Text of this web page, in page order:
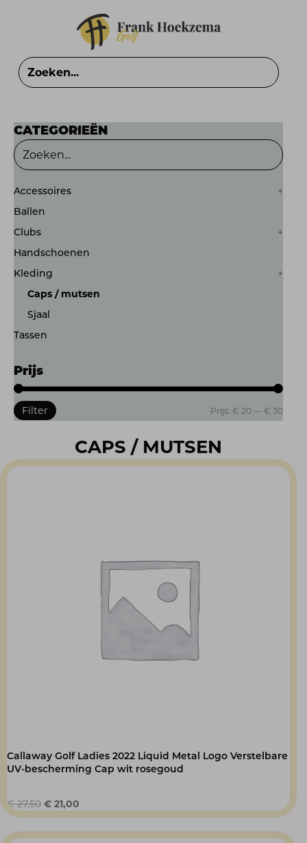
CATEGORIEËN
Accessoires
Ballen
Clubs
Handschoenen
Kleding
Caps / mutsen
Sjaal
Tassen
Prijs
Min.
Max.
Filter Prijs: € 20 — € 30
CAPS / MUTSEN
Callaway Golf Ladies 2022 Liquid Metal Logo Verstelbare
UV-bescherming Cap wit rosegoud
€27,50 Oorspronkelijke
prijs
was:
€ 21,00
prijs
is: